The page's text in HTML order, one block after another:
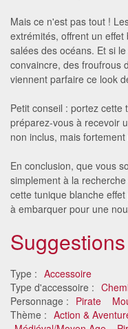
Mais ce n'est pas tout !
extrémités, offrent un
salées des océans. Et si
convaincre, des froufrous
viennent parfaire ce look
Petit conseil : portez
préparez-vous à recevoir
non inclus, mais
En conclusion, que vous
simplement à la
cette tunique blanche
à embarquer pour une
Type : Accessoire
Type d'accessoire :
Personnage : Pirate
Thème : Action &